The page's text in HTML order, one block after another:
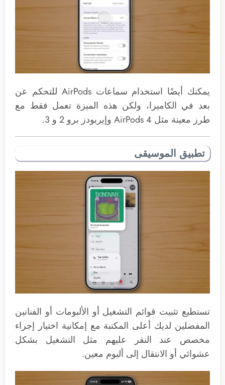
يمكنك أيضًا استخدام سماعات AirPods للتحكم عن
بعد في الكاميرا، ولكن هذه الميزة تعمل فقط مع
طرز معينة مثل AirPods 4 وإيربودز برو 2 و 3.
تطبيق الموسيقى
تستطيع تثبيت قوائم التشغيل أو الألبومات أو الفنانين
المفضلين لديك أعلى المكتبة مع إمكانية اختيار إجراء
مخصص عند النقر عليهم مثل التشغيل بشكل
عشوائي أو الانتقال إلى ألبوم معين.